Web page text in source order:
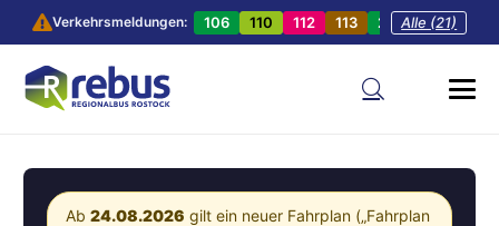
Verkehrsmeldungen: 106 110 112 113 201 202
Alle (21)
Ab 24.08.2026 gilt ein neuer Fahrplan („Fahrplan